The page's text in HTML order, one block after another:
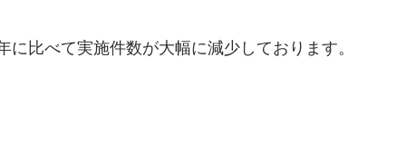
比べて実施件数が大幅に減少しております。